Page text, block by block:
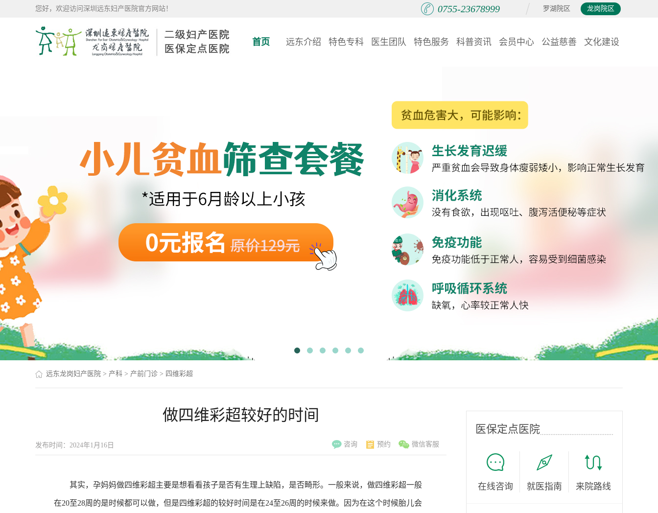
您好，欢迎访问深圳远东妇产医院官方网站！ 罗湖院区 龙岗院区
0755-23678999
首页 远东介绍 特色专科 医生团队 特色服务 科普资讯 会员中心 公益慈善 文化建设
远东龙岗妇产医院 > 产科 > 产前门诊 > 四维彩超
做四维彩超较好的时间
发布时间：2024年1月16日 咨询 预约 微信客服
其实，孕妈妈做四维彩超主要是想看看孩子是否有生理上缺陷，是否畸形。一般来说，做四维彩超一般
在20至28周的是时候都可以做，但是四维彩超的较好时间是在24至26周的时候来做。因为在这个时候胎儿会
医保定点医院
在线咨询 就医指南 来院路线